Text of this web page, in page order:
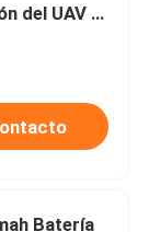
del UAV de
Batería